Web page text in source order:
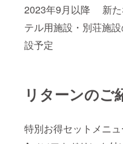
2023年9月以降 新た
テル用施設・別荘施
設予定
リターンのご
特別お得セットメニ